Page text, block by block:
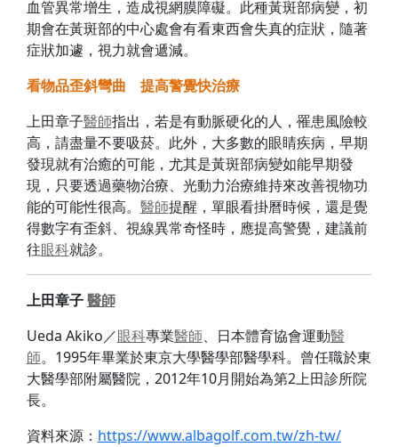
血管異常增生，造成視網膜障礙。此種黃斑部病變，初
期會在黃斑部的中心處會有看東西會失真的症狀，隨著
症狀加遽，視力就會遞減。
看物品歪斜彎曲 提高警覺快治療
上田章子醫師指出，若是有動脈硬化的人，罹患風險較
高，請盡量不要吸菸。此外，大多數的眼睛疾病，早期
發現就有治癒的可能，尤其是黃斑部病變如能早期發
現，只要透過藥物治療、光動力治療維持來改善視物功
能的可能性很高。 醫師提醒，單眼看掛曆時候，還是覺
得數字有歪斜、視線異常奇怪時，應提高警覺，建議前
往眼科就診。
上田章子醫師
Ueda Akiko／眼科專業醫師、日本體育協會運動醫
師。1995年畢業於東京大學醫學部醫學科。曾任職於東
大醫學部附屬醫院，2012年10月開始為第2上田診所院
長。
資料來源： https://www.albagolf.com.tw/zh-tw/